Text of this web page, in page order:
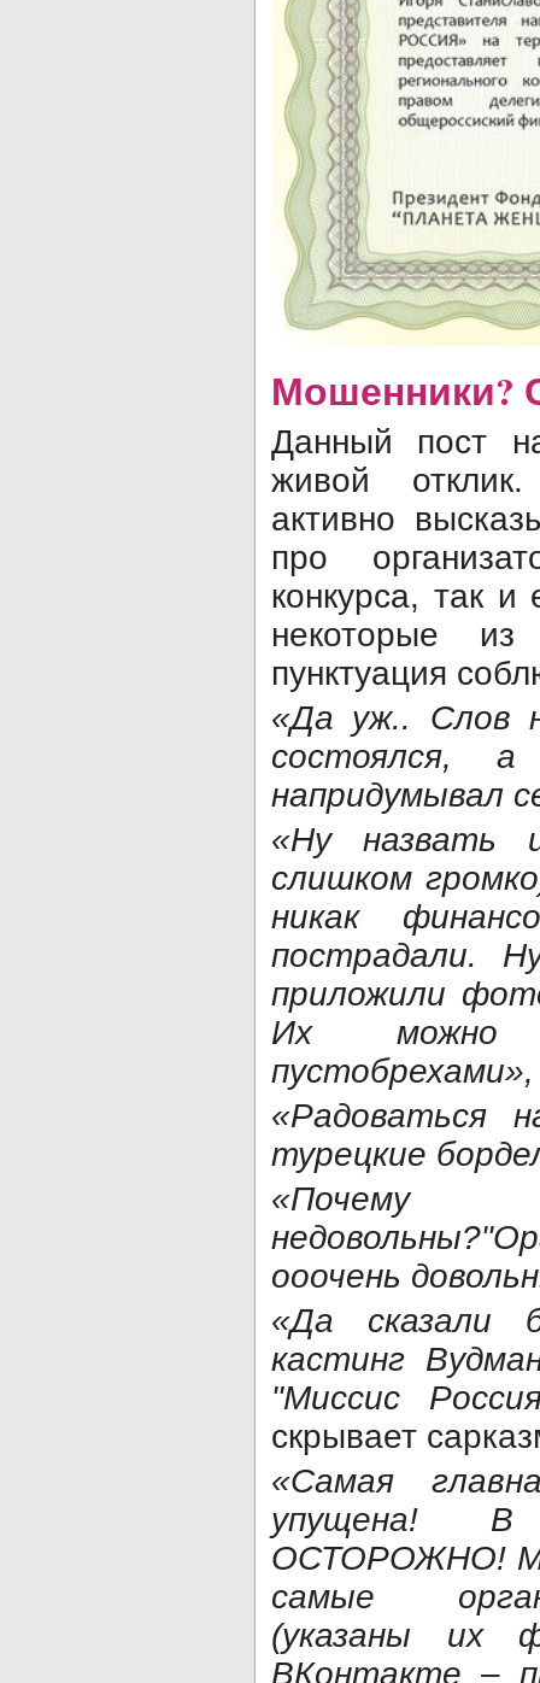
Мошенники?
Данный пост
живой
активно
про
конкурса, так и
некоторые
пунктуация
«Да уж.. Слов
состоялся,
напридумывал
«Ну назвать
слишком
никак
пострадали.
приложили
Их можно
пустобрехами»,
«Радоваться
турецкие
«Почему
ооочень
«Да сказали
кастинг
"Миссис
скрывает
«Самая
упущена! В
ОСТОРОЖНО!
самые
(указаны их
ВКонтакте –